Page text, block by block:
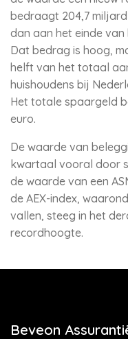
bedraagt 204,7
dan aan het einde
Dat bedrag is hoog,
helft van het totaal
huishoudens bij
Het totale spaargeld
euro.
De waarde van
kwartaal vooral door
de waarde van een
de AEX-index,
vallen, steeg in het
recordhoogte.
Beveon